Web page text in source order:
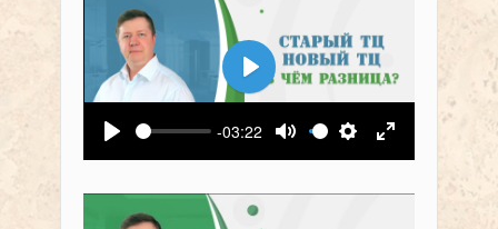
Воспроизвести
-03:22
Выключить звук
Настройки
На весь
Воспроизвести